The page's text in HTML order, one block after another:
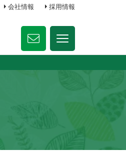
会社情報 採用情報